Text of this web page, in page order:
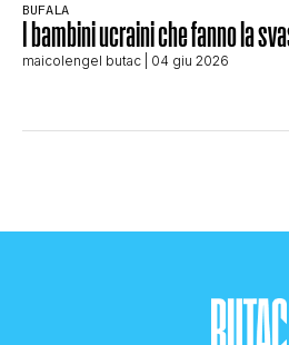
BUFALA
I bambini ucraini che fanno la
maicolengel butac | 04 giu 2026